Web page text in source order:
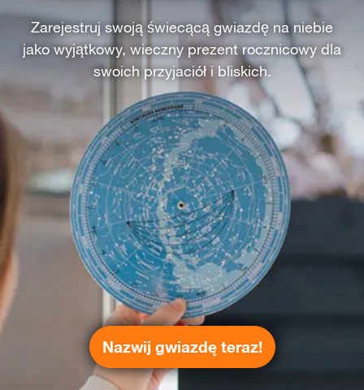
Zarejestruj swoją świecącą gwiazdę na niebie
jako wyjątkowy, wieczny prezent rocznicowy dla
swoich przyjaciół i bliskich.
Nazwij gwiazdę teraz!